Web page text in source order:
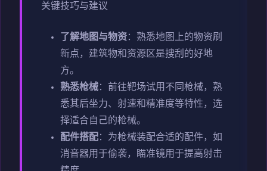
关键技巧与建议
了解地图与物资：熟悉地图上的物资刷
新点，建筑物和资源区是搜刮的好地
方。
熟悉枪械：前往靶场试用不同枪械，熟
悉其后坐力、射速和精准度等特性，选
择适合自己的枪械。
配件搭配：为枪械装配合适的配件，如
消音器用于偷袭，瞄准镜用于提高射击